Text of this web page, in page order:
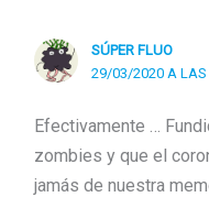
SÚPER FLUO
29/03/2020 A LAS
Efectivamente …
zombies y que el
jamás de nuestra